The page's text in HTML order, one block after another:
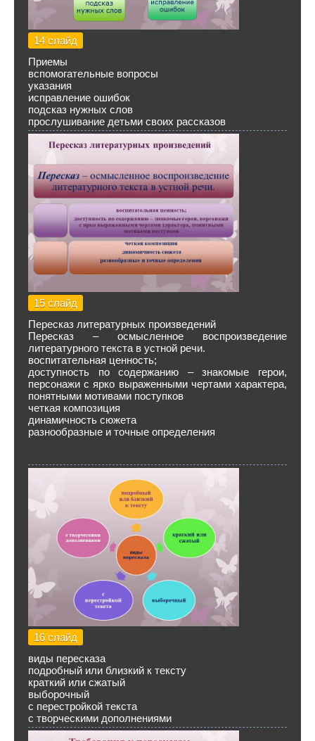
14 слайд
Приемы
вспомогательные вопросы
указания
исправление ошибок
подсказ нужных слов
прослушивание детьми своих рассказов
15 слайд
Пересказ литературных произведений
Пересказ – осмысленное воспроизведение
литературного текста в устной речи.
воспитательная ценность;
доступность по содержанию – знакомые герои,
персонажи с ярко выраженными чертами характера,
понятными мотивами поступков
четкая композиция
динамичность сюжета
разнообразные и точные определения
16 слайд
виды пересказа
подробный или близкий к тексту
краткий или сжатый
выборочный
с перестройкой текста
с творческими дополнениями